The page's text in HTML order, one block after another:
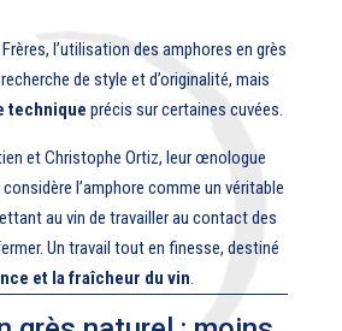
l’utilisation des amphores en grès
de style et d’originalité, mais
technique précis sur certaines cuvées.
et Christophe Ortiz, leur œnologue
l’amphore comme un véritable
au vin de travailler au contact des
Un travail tout en finesse, destiné
et la fraîcheur du vin.